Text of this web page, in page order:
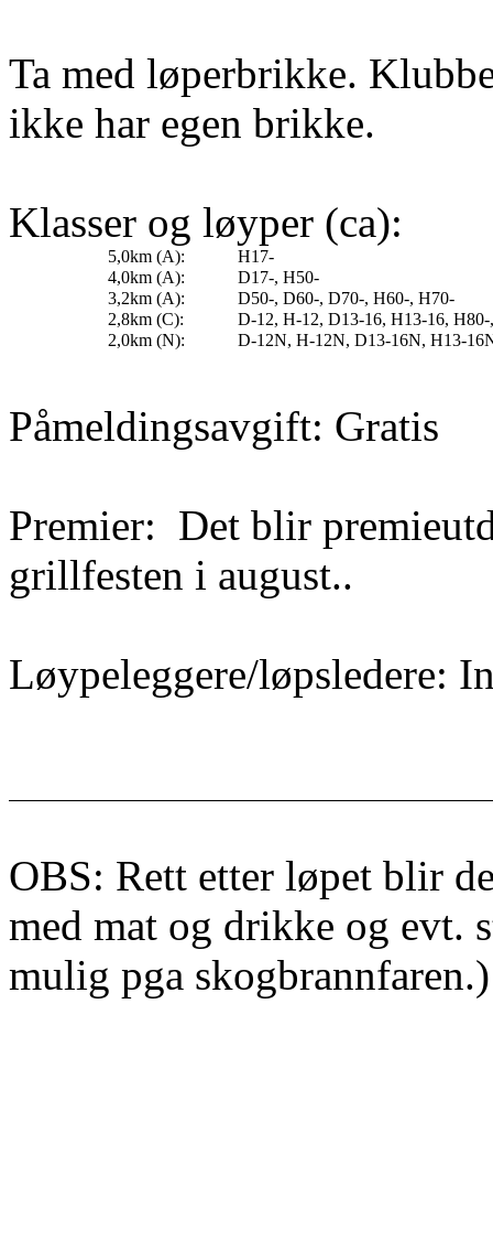
Ta med løperbrikke.
ikke har egen brikke.
Klasser og løyper (ca):
5,0km (A):
H17-
4,0km (A):
D17-, H50-
3,2km (A):
D50-, D60-, D70-, H60-, H70-
2,8km (C):
D-12, H-12, D13-16, H13-16,
2,0km (N):
D-12N, H-12N, D13-16N, H13-
Påmeldingsavgift: Gratis
Premier: Det blir
grillfesten i august..
Løypeleggere/løpsledere:
OBS: Rett etter løpet blir
med mat og drikke og
mulig pga skogbrannfaren.)